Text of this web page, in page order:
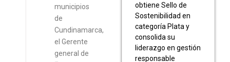
municipios
de
Cundinamarca,
el Gerente
general de
obtiene Sello de
Sostenibilidad en
categoría Plata y
consolida su
liderazgo en gestión
responsable